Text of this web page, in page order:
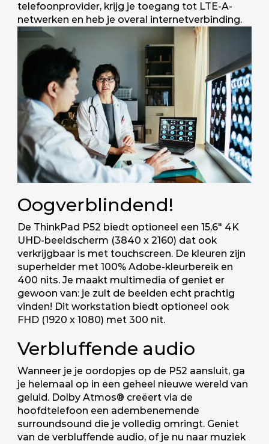
telefoonprovider, krijg je toegang tot LTE-A-
netwerken en heb je overal internetverbinding.
Oogverblindend!
De ThinkPad P52 biedt optioneel een 15,6" 4K
UHD-beeldscherm (3840 x 2160) dat ook
verkrijgbaar is met touchscreen. De kleuren zijn
superhelder met 100% Adobe-kleurbereik en
400 nits. Je maakt multimedia of geniet er
gewoon van: je zult de beelden echt prachtig
vinden! Dit workstation biedt optioneel ook
FHD (1920 x 1080) met 300 nit.
Verbluffende audio
Wanneer je je oordopjes op de P52 aansluit, ga
je helemaal op in een geheel nieuwe wereld van
geluid. Dolby Atmos® creëert via de
hoofdtelefoon een adembenemende
surroundsound die je volledig omringt. Geniet
van de verbluffende audio, of je nu naar muziek